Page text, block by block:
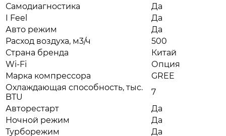
Самодиагностика
Да
I Feel
Да
Авто режим
Да
Расход воздуха, м3/ч
500
Страна бренда
Китай
Wi-Fi
Опция
Марка компрессора
GREE
Охлаждающая способность, тыс.
BTU
7
Авторестарт
Да
Ночной режим
Да
Турборежим
Да